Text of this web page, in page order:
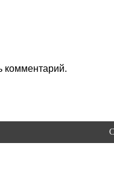
комментарий.